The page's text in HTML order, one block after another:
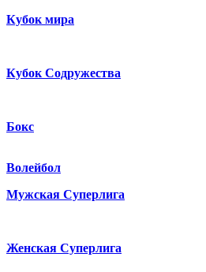
Кубок мира
Кубок Содружества
Бокс
Волейбол
Мужская Суперлига
Женская Суперлига